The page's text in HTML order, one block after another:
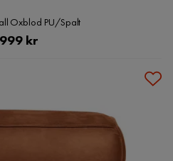
Oxblod PU/Spalt
Priskr